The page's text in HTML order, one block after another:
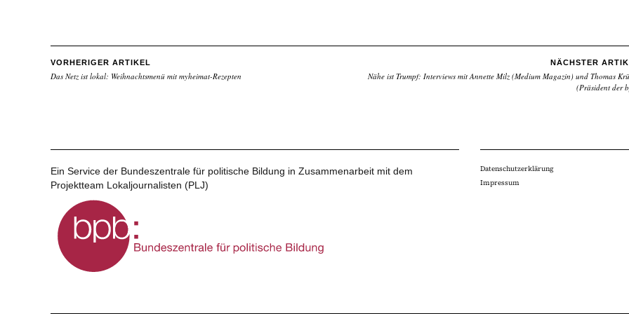
VORHERIGER ARTIKEL
Das Netz ist lokal: Weihnachtsmenü mit myheimat-Rezepten
NÄCHSTER
Nähe ist Trumpf: Interviews mit Annette Milz (Medium Magazin) und Thomas
(Präsident der
Ein Service der Bundeszentrale für politische Bildung in Zusammenarbeit mit dem
Projektteam Lokaljournalisten (PLJ)
Datenschutzerklärung
Impressum